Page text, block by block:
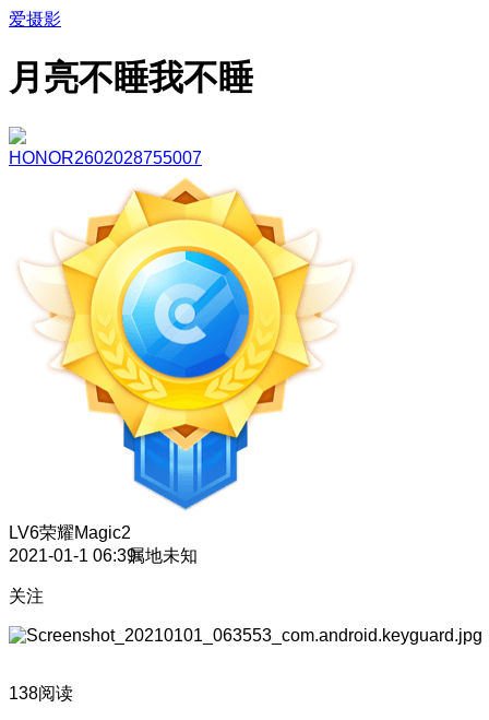
爱摄影
月亮不睡我不睡
HONOR2602028755007
LV6荣耀Magic2
2021-01-1 06:39属地未知
关注
138阅读